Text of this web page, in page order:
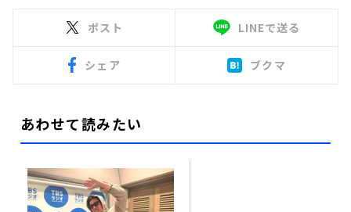
ポスト LINEで送る
シェア ブクマ
あわせて読みたい